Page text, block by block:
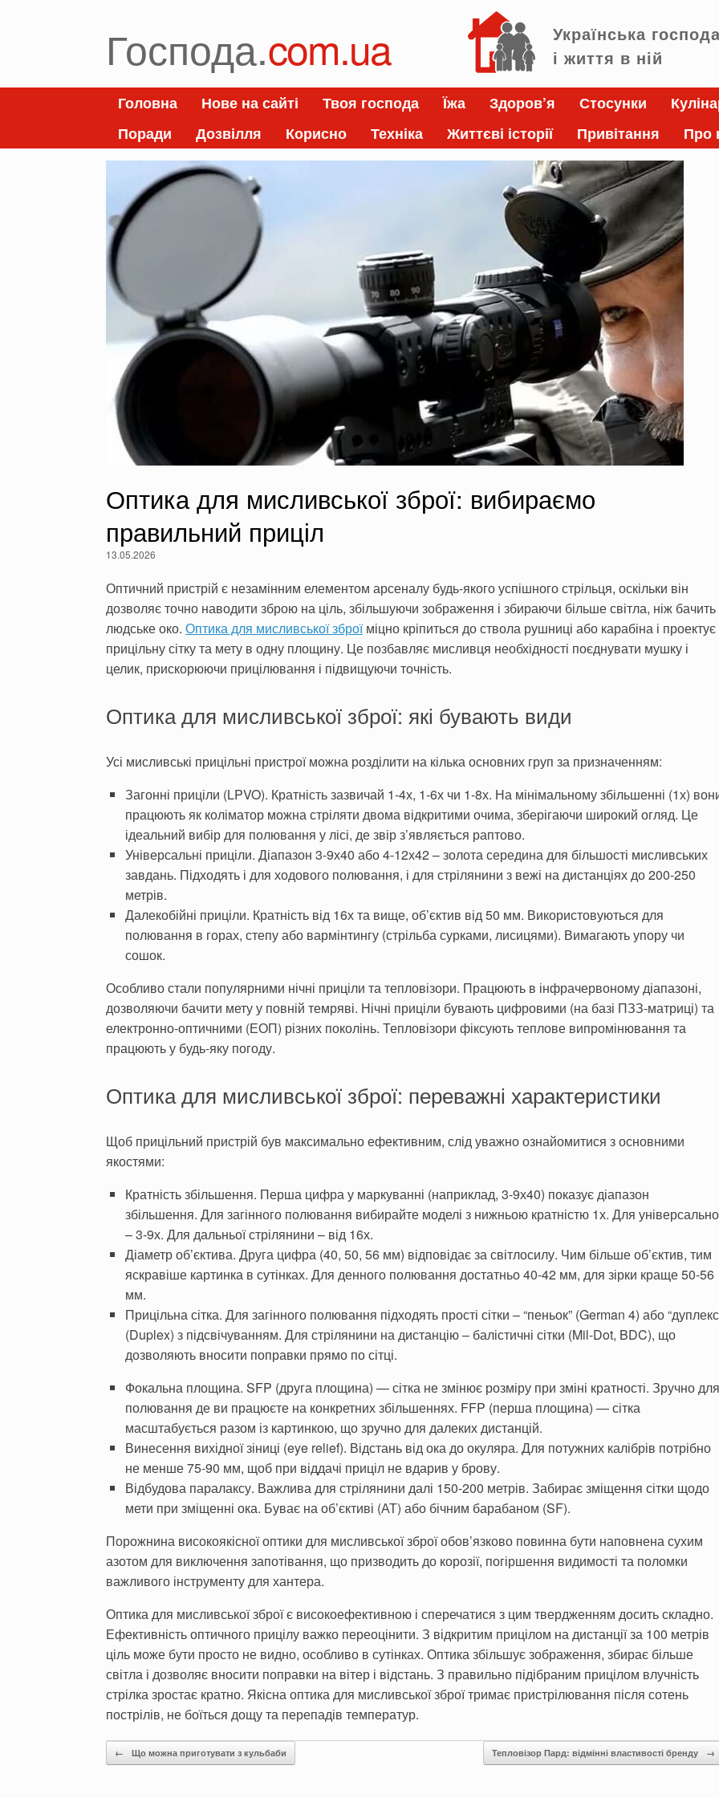
Господа.com.ua
Українська
і життя в ній
Головна Нове на сайті Твоя господа Їжа Здоров’я Стосунки
Поради
Дозвілля Корисно Техніка Життєві історії Привітання Про
Оптика для мисливської зброї: вибираємо
правильний приціл
13.05.2026
Оптичний пристрій є незамінним елементом арсеналу будь-якого успішного стрільця, оскільки він
дозволяє точно наводити зброю на ціль, збільшуючи зображення і збираючи більше світла, ніж бачить
людське око. Оптика для мисливської зброїміцно кріпиться до ствола рушниці або карабіна і проектує
прицільну сітку та мету в одну площину. Це позбавляє мисливця необхідності поєднувати мушку і
целик, прискорюючи прицілювання і підвищуючи точність.
Оптика для мисливської зброї: які бувають види
Усі мисливські прицільні пристрої можна розділити на кілька основних груп за призначенням:
Загонні приціли (LPVO). Кратність зазвичай 1-4х, 1-6х чи 1-8х. На мінімальному збільшенні (1х)
працюють як коліматор можна стріляти двома відкритими очима, зберігаючи широкий огляд. Це
ідеальний вибір для полювання у лісі, де звір з’являється раптово.
Універсальні приціли. Діапазон 3-9х40 або 4-12х42 – золота середина для більшості мисливських
завдань. Підходять і для ходового полювання, і для стрілянини з вежі на дистанціях до 200-250
метрів.
Далекобійні приціли. Кратність від 16х та вище, об’єктив від 50 мм. Використовуються для
полювання в горах, степу або вармінтингу (стрільба сурками, лисицями). Вимагають упору чи
сошок.
Особливо стали популярними нічні приціли та тепловізори. Працюють в інфрачервоному діапазоні,
дозволяючи бачити мету у повній темряві. Нічні приціли бувають цифровими (на базі ПЗЗ-матриці) та
електронно-оптичними (ЕОП) різних поколінь. Тепловізори фіксують теплове випромінювання та
працюють у будь-яку погоду.
Оптика для мисливської зброї: переважні характеристики
Щоб прицільний пристрій був максимально ефективним, слід уважно ознайомитися з основними
якостями:
Кратність збільшення. Перша цифра у маркуванні (наприклад, 3-9х40) показує діапазон
збільшення. Для загінного полювання вибирайте моделі з нижньою кратністю 1х. Для
– 3-9х. Для дальньої стрілянини – від 16х.
Діаметр об’єктива. Друга цифра (40, 50, 56 мм) відповідає за світлосилу. Чим більше об’єктив, тим
яскравіше картинка в сутінках. Для денного полювання достатньо 40-42 мм, для зірки краще 50-56
мм.
Прицільна сітка. Для загінного полювання підходять прості сітки – “пеньок” (German 4) або
(Duplex) з підсвічуванням. Для стрілянини на дистанцію – балістичні сітки (Mil-Dot, BDC), що
дозволяють вносити поправки прямо по сітці.
Фокальна площина. SFP (друга площина) — сітка не змінює розміру при зміні кратності. Зручно для
полювання де ви працюєте на конкретних збільшеннях. FFP (перша площина) — сітка
масштабується разом із картинкою, що зручно для далеких дистанцій.
Винесення вихідної зіниці (eye relief). Відстань від ока до окуляра. Для потужних калібрів потрібно
не менше 75-90 мм, щоб при віддачі приціл не вдарив у брову.
Відбудова паралаксу. Важлива для стрілянини далі 150-200 метрів. Забирає зміщення сітки щодо
мети при зміщенні ока. Буває на об’єктиві (АТ) або бічним барабаном (SF).
Порожнина високоякісної оптики для мисливської зброї обов’язково повинна бути наповнена сухим
азотом для виключення запотівання, що призводить до корозії, погіршення видимості та поломки
важливого інструменту для хантера.
Оптика для мисливської зброї є високоефективною і сперечатися з цим твердженням досить складно.
Ефективність оптичного прицілу важко переоцінити. З відкритим прицілом на дистанції за 100 метрів
ціль може бути просто не видно, особливо в сутінках. Оптика збільшує зображення, збирає більше
світла і дозволяє вносити поправки на вітер і відстань. З правильно підібраним прицілом влучність
стрілка зростає кратно. Якісна оптика для мисливської зброї тримає пристрілювання після сотень
пострілів, не боїться дощу та перепадів температур.
Post navigation
← Що можна приготувати з кульбаби Тепловізор Пард: відмінні властивості бренду →